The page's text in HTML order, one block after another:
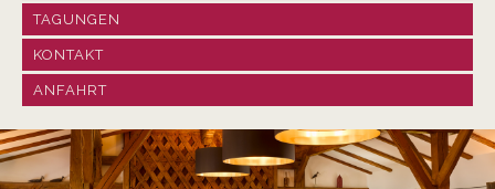
TAGUNGEN
KONTAKT
ANFAHRT